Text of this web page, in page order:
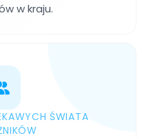
w kraju.
ŚWIATA